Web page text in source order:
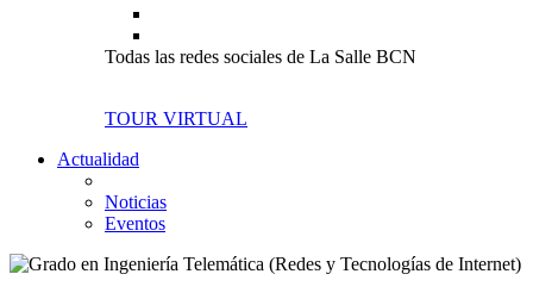
Todas las redes sociales de La Salle BCN
TOUR VIRTUAL
Actualidad
Noticias
Eventos